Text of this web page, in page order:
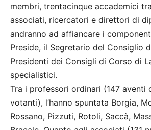
membri, trentacinque accademici
associati, ricercatori e direttori di
andranno ad affiancare i
Preside, il Segretario del Consiglio
Presidenti dei Consigli di Corso di
specialistici.
Tra i professori ordinari (147 aventi
votanti), l’hanno spuntata Borgia,
Rossano, Pizzuti, Rotoli, Saccà,